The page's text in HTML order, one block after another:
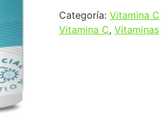
Categoría: Vitamina C
Vitamina C, Vitaminas